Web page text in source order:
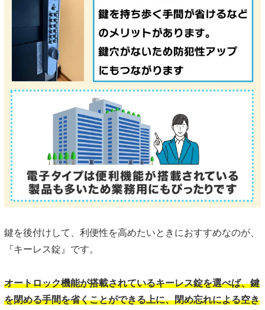
鍵を後付けして、利便性を高めたいときにおすすめなのが、
『キーレス錠』です。
オートロック機能が搭載されているキーレス錠を選べば、鍵
を閉める手間を省くことができる上に、閉め忘れによる空き